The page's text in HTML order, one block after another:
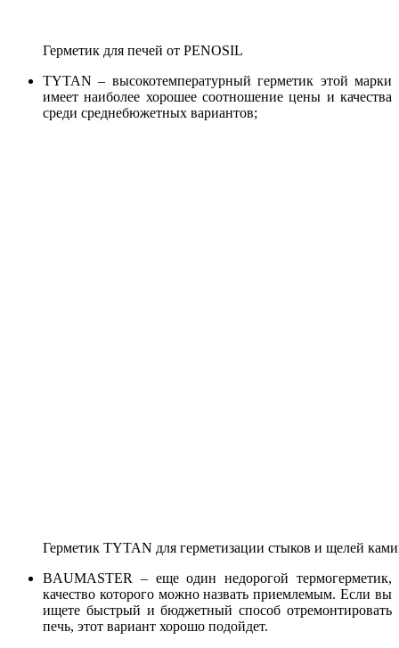
Герметик для печей от PENOSIL
TYTAN – высокотемпературный герметик этой марки
имеет наиболее хорошее соотношение цены и качества
среди среднебюжетных вариантов;
Герметик TYTAN для герметизации стыков и щелей
BAUMASTER – еще один недорогой термогерметик,
качество которого можно назвать приемлемым. Если вы
ищете быстрый и бюджетный способ отремонтировать
печь, этот вариант хорошо подойдет.